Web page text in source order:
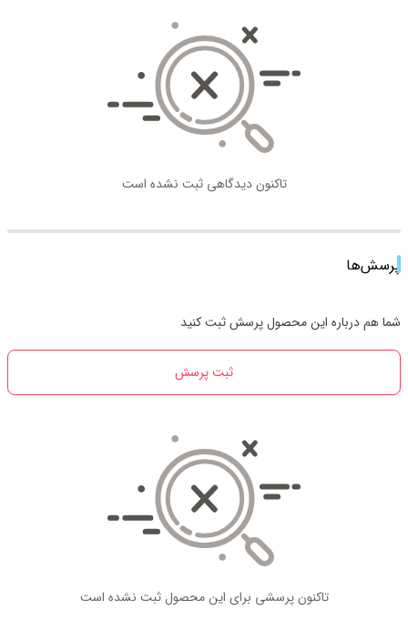
تاکنون دیدگاهی ثبت نشده است
پرسش‌ها
شما هم درباره این محصول پرسش ثبت کنید
ثبت پرسش
تاکنون پرسشی برای این محصول ثبت نشده است